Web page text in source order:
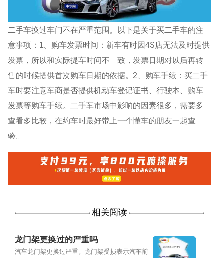
二手车换过车门不在严重范围。以下是关于买二手车的注
意事项：1、购车发票时间：新车有时因4S店无法及时提供
发票，所以和实际提车时间不一致，发票日期对以后再转
售的时候提供首次购车日期的依据。2、购车手续：买二手
车时要注意车商是否提供机动车登记证书、行驶本、购车
发票等购车手续。二手车市场中影响的因素很多，需要多
查看多比较，在约车时最好带上一个懂车的朋友一起查
验。
相关阅读
龙门架更换过的严重吗
汽车龙门架更换过严重。龙门架受损表示汽车前